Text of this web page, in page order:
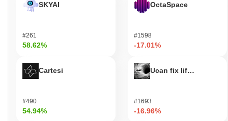
SKYAI
#261
58.62%
Cartesi
#490
54.94%
OctaSpace
#1598
-17.01%
Ucan fix life in1day
#1693
-16.96%